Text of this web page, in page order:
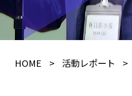
HOME > 活動レポート >